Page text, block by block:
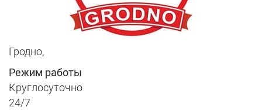
Гродно,
Режим работы
Круглосуточно
24/7